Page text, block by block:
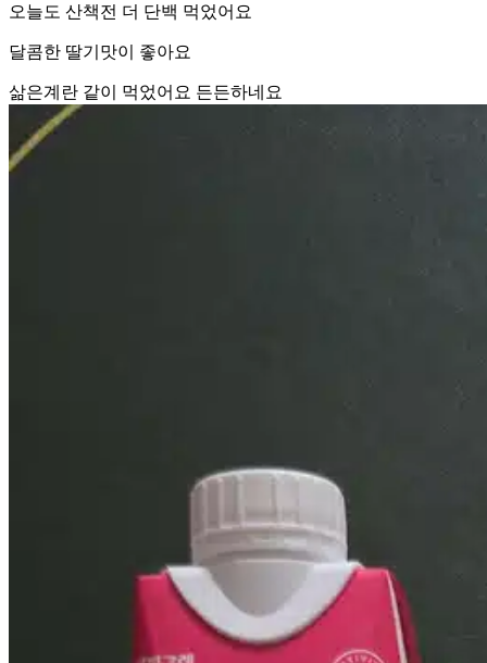
오늘도 산책전 더 단백 먹었어요
달콤한 딸기맛이 좋아요
삶은계란 같이 먹었어요 든든하네요